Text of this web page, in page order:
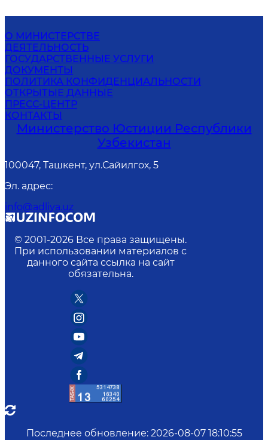
О МИНИСТЕРСТВЕ
ДЕЯТЕЛЬНОСТЬ
ГОСУДАРСТВЕННЫЕ УСЛУГИ
ДОКУМЕНТЫ
ПОЛИТИКА КОНФИДЕНЦИАЛЬНОСТИ
ОТКРЫТЫЕ ДАННЫЕ
ПРЕСС-ЦЕНТР
КОНТАКТЫ
Министерство Юстиции Республики
Узбекистан
100047, Ташкент, ул.Сайилгох, 5
Эл. адрес:
info@adliya.uz
© 2001-2026 Все права защищены.
При использовании материалов с
данного сайта ссылка на сайт
обязательна.
Последнее обновление: 2026-08-07 18:10:55